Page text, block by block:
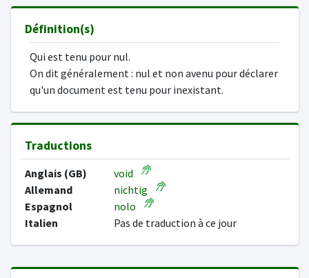
Définition(s)
Qui est tenu pour nul.
On dit généralement : nul et non avenu pour déclarer
qu'un document est tenu pour inexistant.
Traductions
Anglais (GB)
void
Allemand
nichtig
Espagnol
nolo
Italien
Pas de traduction à ce jour